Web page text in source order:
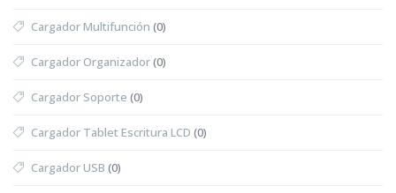
Cargador Multifunción (0)
Cargador Organizador(0)
Cargador Soporte (0)
Cargador Tablet Escritura LCD (0)
Cargador USB (0)